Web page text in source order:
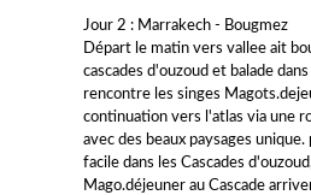
Jour 2 : Marrakech - Bougmez
Départ le matin vers vallee ait
cascades d'ouzoud et balade
rencontre les singes
continuation vers l'atlas via une
avec des beaux paysages
facile dans les Cascades
Mago.déjeuner au Cascade